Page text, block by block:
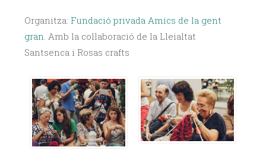
Organitza: Fundació privada Amics de la gent
gran. Amb la col·laboració de la Lleialtat
Santsenca i Rosas crafts